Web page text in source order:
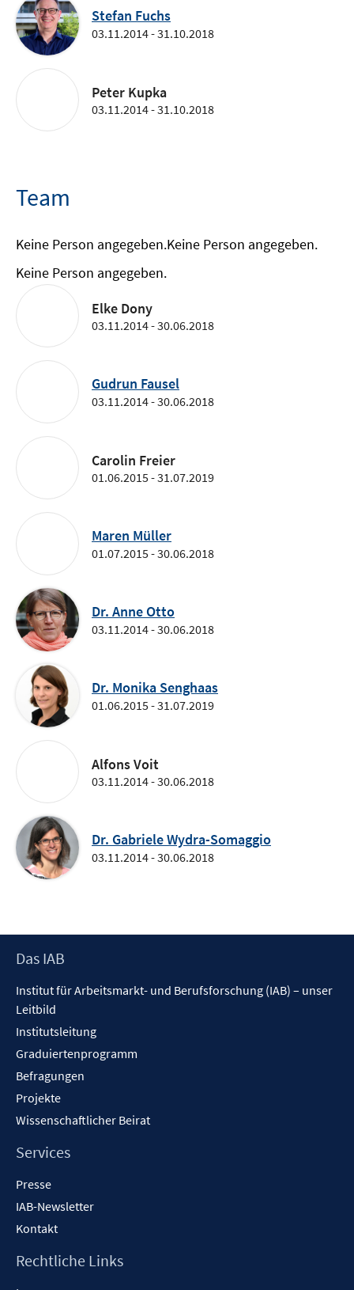
Stefan Fuchs
03.11.2014 - 31.10.2018
Peter Kupka
03.11.2014 - 31.10.2018
Team
Keine Person angegeben.Keine Person angegeben.
Keine Person angegeben.
Elke Dony
03.11.2014 - 30.06.2018
Gudrun Fausel
03.11.2014 - 30.06.2018
Carolin Freier
01.06.2015 - 31.07.2019
Maren Müller
01.07.2015 - 30.06.2018
Dr. Anne Otto
03.11.2014 - 30.06.2018
Dr. Monika Senghaas
01.06.2015 - 31.07.2019
Alfons Voit
03.11.2014 - 30.06.2018
Dr. Gabriele Wydra-Somaggio
03.11.2014 - 30.06.2018
Footer
Das IAB
Institut für Arbeitsmarkt- und Berufsforschung (IAB) – unser
Leitbild
Institutsleitung
Graduiertenprogramm
Befragungen
Projekte
Wissenschaftlicher Beirat
Services
Presse
IAB-Newsletter
Kontakt
Rechtliche Links